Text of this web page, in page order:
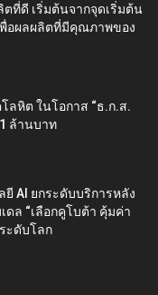
ตที่ดี เริ่มต้นจากจุดเริ่มต้น
อผลผลิตที่มีคุณภาพของ
ลหิต ในโอกาส “ธ.ก.ส.
ล้านบาท
AI ยกระดับบริการหลัง
ดล “เลือกคูโบต้า คุ้มค่า
ะดับโลก